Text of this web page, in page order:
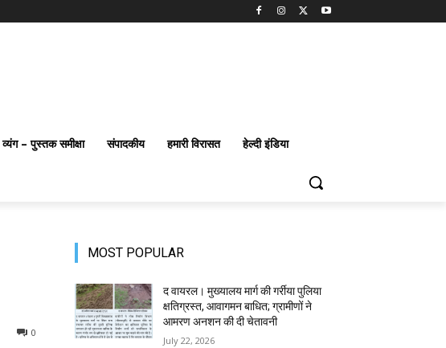
व्यंग – पुस्तक समीक्षा संपादकीय हमारी विरासत हेल्दी इंडिया
0
MOST POPULAR
द वायरल। मुख्यालय मार्ग की गर्रीया पुलिया
क्षतिग्रस्त, आवागमन बाधित; ग्रामीणों ने
आमरण अनशन की दी चेतावनी
July 22, 2026